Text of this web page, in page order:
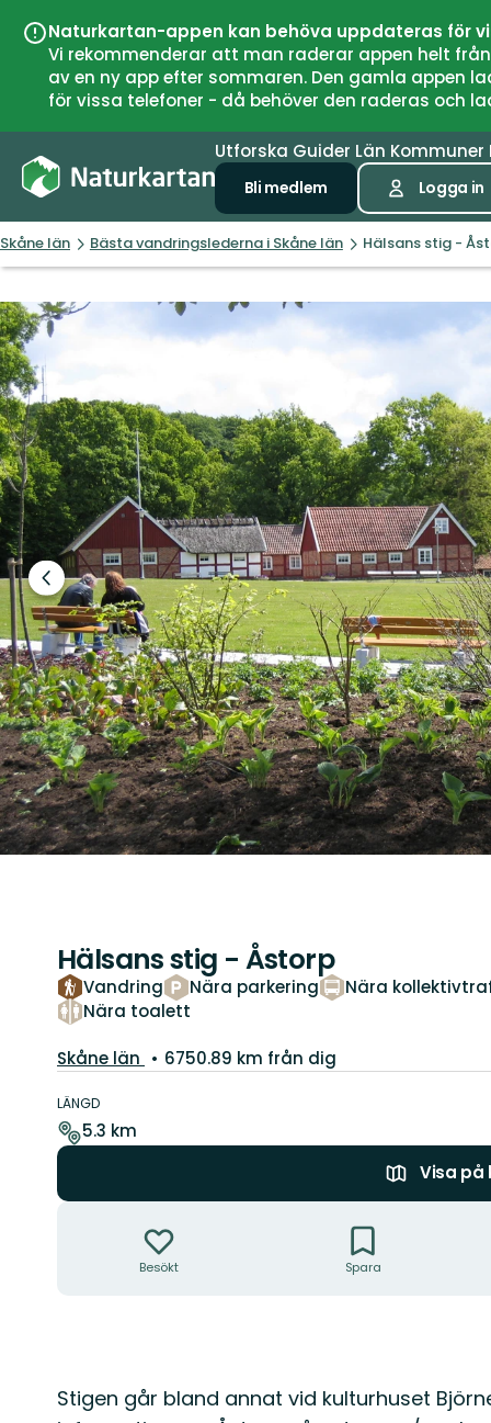
Naturkartan-appen kan behöva uppdateras för
Vi rekommenderar att man raderar appen helt
av en ny app efter sommaren. Den gamla
för vissa telefoner - då behöver den raderas och
Utforska Guider Län Kommuner
Bli medlem Logga in
Skåne län Bästa vandringslederna i Skåne län Hälsans stig -
Föregående
bild
Hälsans stig - Åstorp
Vandring Nära parkering
Nära
Nära toalett
Län:
Skåne län 6750.89 km från dig
om
leden
LÄNGD
5.3 km
Visa på
Besökt Spara
Beskrivning
Stigen går bland annat vid kulturhuset